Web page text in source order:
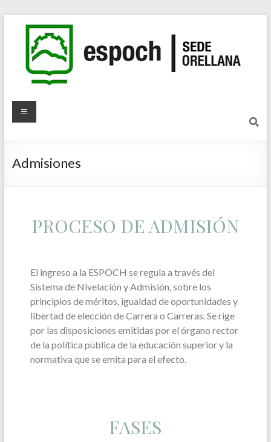
Admisiones
PROCESO DE ADMISIÓN
El ingreso a la ESPOCH se regula a través del
Sistema de Nivelación y Admisión, sobre los
principios de méritos, igualdad de oportunidades y
libertad de elección de Carrera o Carreras. Se rige
por las disposiciones emitidas por el órgano rector
de la política pública de la educación superior y la
normativa que se emita para el efecto.
FASES